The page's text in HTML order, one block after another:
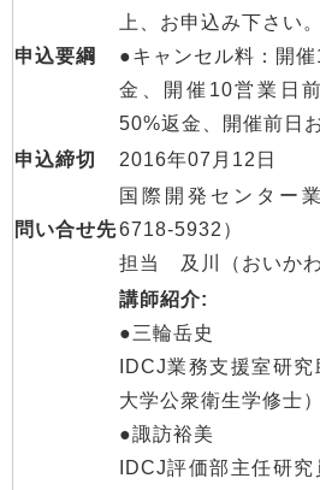
申込要綱
上、お申込み下さい。
●キャンセル料：開
金、開催10営業日
50%返金、開催前日
申込締切
2016年07月12日
問い合せ先
国際開発センター
6718-5932）
担当 及川（おいかわ
講師紹介:
●三輪岳史
IDCJ業務支援室研
大学公衆衛生学修士）
●諏訪裕美
IDCJ評価部主任研